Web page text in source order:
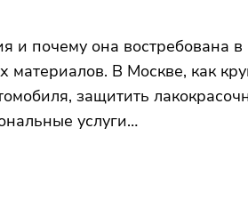
и почему она
В Москве, как
защитить
услуги…